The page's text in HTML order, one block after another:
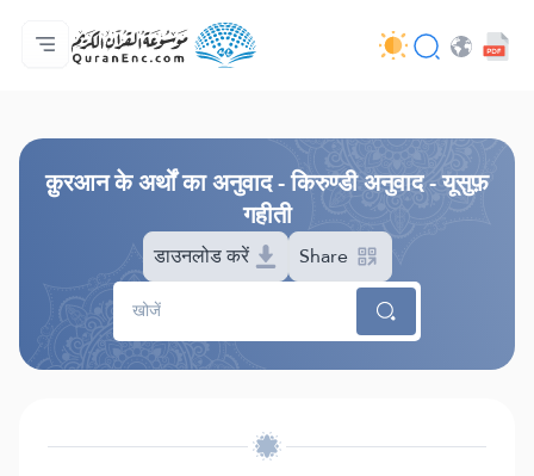
मुख्य
अनुवादों की सूची
Audio
अपडेट करने वालों की सेवाएँ - API
परियोजना के बारे में
हमसे सम्पर्क करें
भाषा
क़ुरआन के अर्थों का अनुवाद - किरुण्डी अनुवाद - यूसुफ़
गहीती
डाउनलोड करें Share